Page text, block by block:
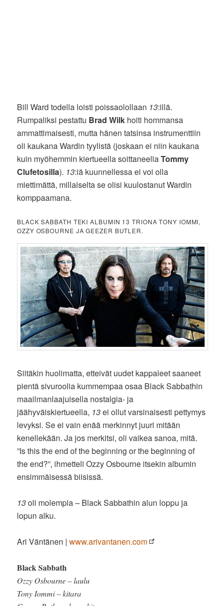
Bill Ward todella loisti poissaolollaan 13:illä.
Rumpaliksi pestattu Brad Wilk hoiti hommansa
ammattimaisesti, mutta hänen tatsinsa instrumenttiin
oli kaukana Wardin tyylistä (joskaan ei niin kaukana
kuin myöhemmin kiertueella soittaneellaTommy
Clufetosilla). 13:iä kuunnellessa ei voi olla
miettimättä, millaiselta se olisi kuulostanut Wardin
komppaamana.
BLACK SABBATH TEKI ALBUMIN 13 TRIONA TONY IOMMI,
OZZY OSBOURNE JA GEEZER BUTLER.
Siitäkin huolimatta, etteivät uudet kappaleet saaneet
pientä sivuroolia kummempaa osaa Black Sabbathin
maailmanlaajuisella nostalgia- ja
jäähyväiskiertueella, 13ei ollut varsinaisesti pettymys
levyksi. Se ei vain enää merkinnyt juuri mitään
kenellekään. Ja jos merkitsi, oli vaikea sanoa, mitä.
”Is this the end of the beginning or the beginning of
the end?”, ihmetteli Ozzy Osbourne itsekin albumin
ensimmäisessä biisissä.
13oli molempia – Black Sabbathin alun loppu ja
lopun alku.
Ari Väntänen |www.arivantanen.com
Black Sabbath
Ozzy Osbourne – laulu
Tony Iommi – kitara